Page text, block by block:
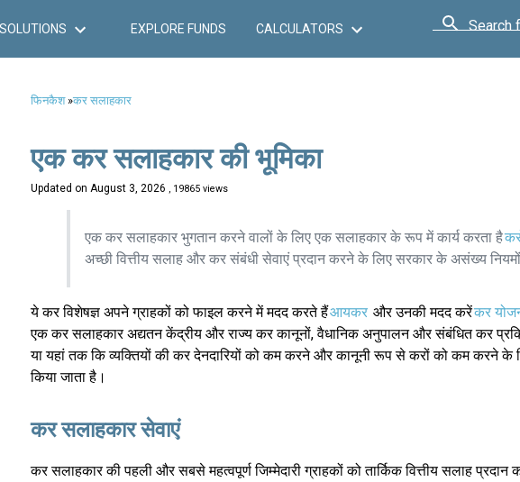
SOLUTIONS EXPLORE FUNDS CALCULATORS Search
फिनकैश»कर सलाहकार
एक कर सलाहकार की भूमिका
Updated on August 3, 2026 , 19865 views
एक कर सलाहकार भुगतान करने वालों के लिए एक सलाहकार के रूप में कार्य करता है
अच्छी वित्तीय सलाह और कर संबंधी सेवाएं प्रदान करने के लिए सरकार के असंख्य
ये कर विशेषज्ञ अपने ग्राहकों को फाइल करने में मदद करते हैंआयकर और उनकी मदद करेंकर
एक कर सलाहकार अद्यतन केंद्रीय और राज्य कर कानूनों, वैधानिक अनुपालन और संबंधित कर
या यहां तक कि व्यक्तियों की कर देनदारियों को कम करने और कानूनी रूप से करों को कम करने के
किया जाता है।
कर सलाहकार सेवाएं
कर सलाहकार की पहली और सबसे महत्वपूर्ण जिम्मेदारी ग्राहकों को तार्किक वित्तीय सलाह प्रदान